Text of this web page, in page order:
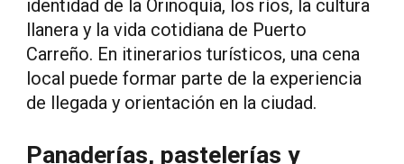
identidad de la Orinoquía, los ríos, la cultura
llanera y la vida cotidiana de Puerto
Carreño. En itinerarios turísticos, una cena
local puede formar parte de la experiencia
de llegada y orientación en la ciudad.
Panaderías, pastelerías y